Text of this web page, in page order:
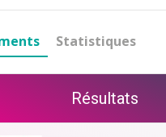
Statistiques
Résultats